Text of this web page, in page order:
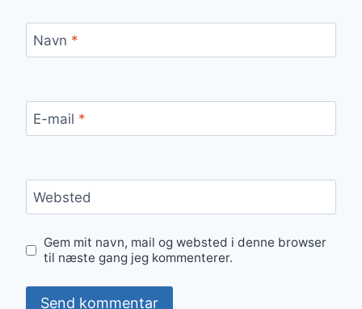
Navn *
E-mail *
Websted
Gem mit navn, mail og websted i denne browser
til næste gang jeg kommenterer.